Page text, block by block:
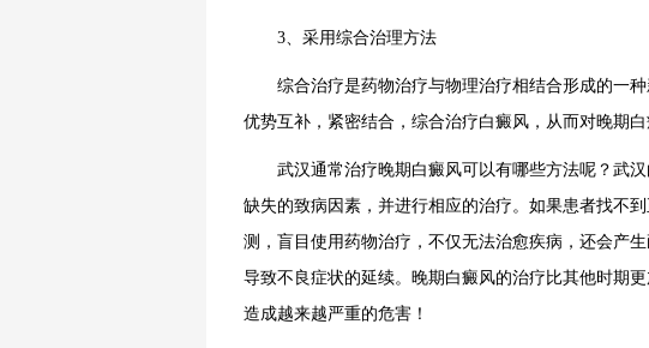
3、采用综合治理方法
综合治疗是药物治疗与物理治疗相结合形成的一种
优势互补，紧密结合，综合治疗白癜风，从而对晚期白
武汉通常治疗晚期白癜风可以有哪些方法呢？武汉
缺失的致病因素，并进行相应的治疗。如果患者找不
测，盲目使用药物治疗，不仅无法治愈疾病，还会产
导致不良症状的延续。晚期白癜风的治疗比其他时期
造成越来越严重的危害！